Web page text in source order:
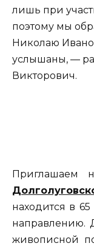
лишь при
поэтому мы
Николаю
услышаны, —
Викторович.
Приглашаем
находится в
направлению.
живописной